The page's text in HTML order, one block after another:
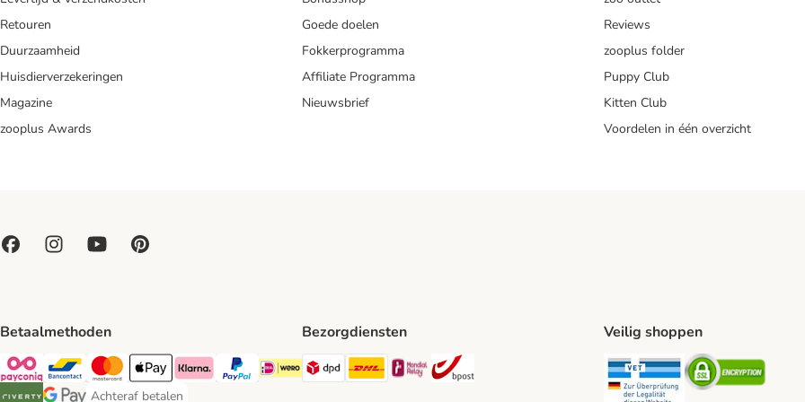
Retouren
Duurzaamheid
Huisdierverzekeringen
Magazine
zooplus Awards
Goede doelen
Fokkerprogramma
Affiliate Programma
Nieuwsbrief
Reviews
zooplus folder
Puppy Club
Kitten Club
Voordelen in één overzicht
Betaalmethoden
Payconiq Payment Method
Bancontact Payment Method
Mastercard Payment Method
Apple Pay Payment Method
Klarna Payment Method
PayPal Payment Method
iDeal Payment Method
Achteraf betalen
Bezorgdiensten
Dpd Shipping Method
DHL Shipping Method
Mondial Relay Shipping Method
Veilig shoppen
Security